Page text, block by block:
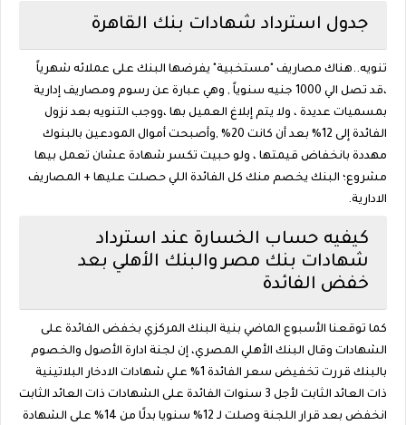
جدول استرداد شهادات بنك القاهرة
تنويه..هناك مصاريف "مستخبية" يفرضها البنك على عملائه شهرياً
،قد تصل الي 1000 جنيه سنوياً , وهي عبارة عن رسوم ومصاريف إدارية
بمسميات عديدة ، ولا يتم إبلاغ العميل بها ،ووجب التنويه بعد نزول
الفائدة إلى 12% بعد أن كانت 20% ,وأصبحت أموال المودعين بالبنوك
مهددة بانخفاض قيمتها ، ولو حبيت تكسر شهادة عشان تعمل بيها
مشروع؛ البنك يخصم منك كل الفائدة اللي حصلت عليها + المصاريف
الادارية.
كيفيه حساب الخسارة عند استرداد
شهادات بنك مصر والبنك الأهلي بعد
خفض الفائدة
كما توقعنا الأسبوع الماضي بنية البنك المركزي بخفض الفائدة على
الشهادات وقال البنك الأهلي المصري، إن لجنة ادارة الأصول والخصوم
بالبنك قررت تخفيض سعر الفائدة 1% علي شهادات الادخار البلاتينية
ذات العائد الثابت لأجل 3 سنوات الفائدة على الشهادات ذات العائد الثابت
انخفض بعد قرار اللجنة وصلت لـ 12% سنويا بدلًا من 14% على الشهادة